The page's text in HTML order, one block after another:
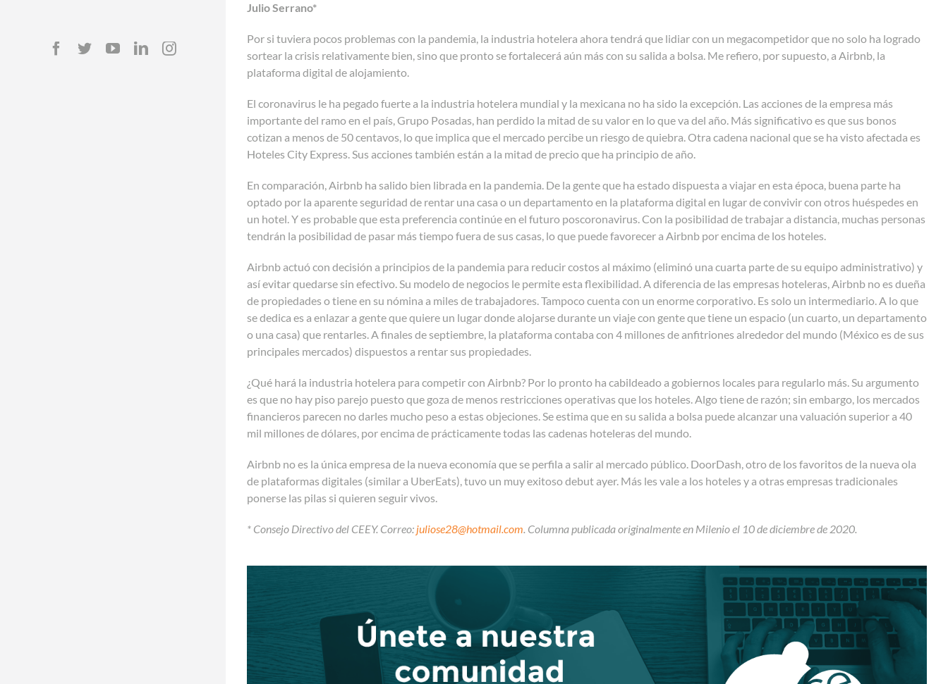
Facebook
TwitterYouTubeLinkedinInstagram
Julio Serrano*
Por si tuviera pocos problemas con la pandemia, la industria hotelera ahora tendrá que lidiar con un megacompetidor que no solo ha logrado
sortear la crisis relativamente bien, sino que pronto se fortalecerá aún más con su salida a bolsa. Me refiero, por supuesto, a Airbnb, la
plataforma digital de alojamiento.
El coronavirus le ha pegado fuerte a la industria hotelera mundial y la mexicana no ha sido la excepción. Las acciones de la empresa más
importante del ramo en el país, Grupo Posadas, han perdido la mitad de su valor en lo que va del año. Más significativo es que sus bonos
cotizan a menos de 50 centavos, lo que implica que el mercado percibe un riesgo de quiebra. Otra cadena nacional que se ha visto afectada es
Hoteles City Express. Sus acciones también están a la mitad de precio que ha principio de año.
En comparación, Airbnb ha salido bien librada en la pandemia. De la gente que ha estado dispuesta a viajar en esta época, buena parte ha
optado por la aparente seguridad de rentar una casa o un departamento en la plataforma digital en lugar de convivir con otros huéspedes en
un hotel. Y es probable que esta preferencia continúe en el futuro poscoronavirus. Con la posibilidad de trabajar a distancia, muchas personas
tendrán la posibilidad de pasar más tiempo fuera de sus casas, lo que puede favorecer a Airbnb por encima de los hoteles.
Airbnb actuó con decisión a principios de la pandemia para reducir costos al máximo (eliminó una cuarta parte de su equipo administrativo) y
así evitar quedarse sin efectivo. Su modelo de negocios le permite esta flexibilidad. A diferencia de las empresas hoteleras, Airbnb no es dueña
de propiedades o tiene en su nómina a miles de trabajadores. Tampoco cuenta con un enorme corporativo. Es solo un intermediario. A lo que
se dedica es a enlazar a gente que quiere un lugar donde alojarse durante un viaje con gente que tiene un espacio (un cuarto, un departamento
o una casa) que rentarles. A finales de septiembre, la plataforma contaba con 4 millones de anfitriones alrededor del mundo (México es de sus
principales mercados) dispuestos a rentar sus propiedades.
¿Qué hará la industria hotelera para competir con Airbnb? Por lo pronto ha cabildeado a gobiernos locales para regularlo más. Su argumento
es que no hay piso parejo puesto que goza de menos restricciones operativas que los hoteles. Algo tiene de razón; sin embargo, los mercados
financieros parecen no darles mucho peso a estas objeciones. Se estima que en su salida a bolsa puede alcanzar una valuación superior a 40
mil millones de dólares, por encima de prácticamente todas las cadenas hoteleras del mundo.
Airbnb no es la única empresa de la nueva economía que se perfila a salir al mercado público. DoorDash, otro de los favoritos de la nueva ola
de plataformas digitales (similar a UberEats), tuvo un muy exitoso debut ayer. Más les vale a los hoteles y a otras empresas tradicionales
ponerse las pilas si quieren seguir vivos.
* Consejo Directivo del CEEY. Correo: juliose28@hotmail.com. Columna publicada originalmente en Milenio el 10 de diciembre de 2020.